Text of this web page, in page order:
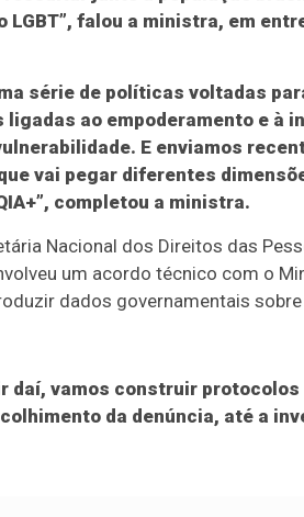
LGBT”, falou a ministra, em
série de políticas voltadas
ligadas ao empoderamento e à
E enviamos
vai pegar diferentes
completou a ministra.
Nacional dos Direitos das
um acordo técnico com o
dados governamentais
daí, vamos construir
da denúncia, até a